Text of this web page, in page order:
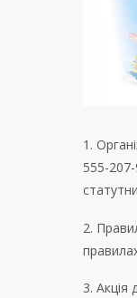
1.
555-
2.
3. Акція